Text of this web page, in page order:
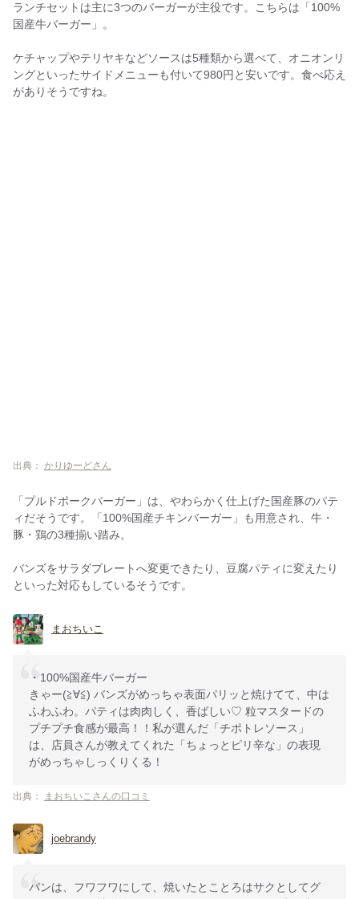
ランチセットは主に3つのバーガーが主役です。こちらは「100%
国産牛バーガー」。
ケチャップやテリヤキなどソースは5種類から選べて、オニオンリ
ングといったサイドメニューも付いて980円と安いです。食べ応え
がありそうですね。
出典： かりゆーどさん
「プルドポークバーガー」は、やわらかく仕上げた国産豚のパテ
ィだそうです。「100%国産チキンバーガー」も用意され、牛・
豚・鶏の3種揃い踏み。
バンズをサラダプレートへ変更できたり、豆腐パティに変えたり
といった対応もしているそうです。
まおちいこ
・100%国産牛バーガー
きゃー(≧∀≦) バンズがめっちゃ表面パリッと焼けてて、中は
ふわふわ。パティは肉肉しく、香ばしい♡ 粒マスタードの
プチプチ食感が最高！！私が選んだ「チポトレソース」
は、店員さんが教えてくれた「ちょっとピリ辛な」の表現
がめっちゃしっくりくる！
出典： まおちいこさんの口コミ
joebrandy
パンは、フワフワにして、焼いたとことろはサクとしてグ